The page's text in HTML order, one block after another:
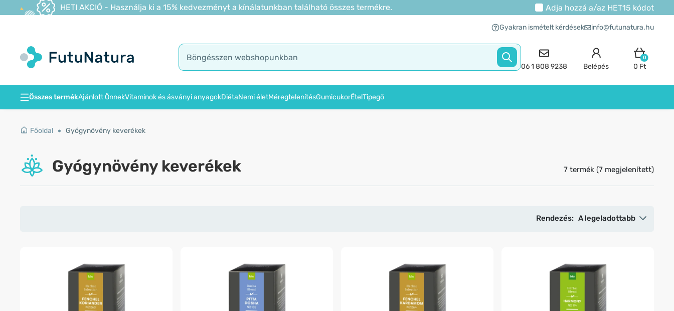
HETI AKCIÓ - Használja ki a 15% kedvezményt a kínálatunkban található összes termékre. Adja hozzá a/az HET15 kódot
Gyakran ismételt kérdések info@futunatura.hu
06 1 808 9238 Belépés
0
0 Ft
Összes termékAjánlott ÖnnekVitaminok és ásványi anyagokDiétaNemi életMéregtelenítésGumicukorÉtelTipegő
Főoldal Gyógynövény keverékek
Gyógynövény keverékek 7 termék (7 megjelenített)
Rendezés: A legeladottabb